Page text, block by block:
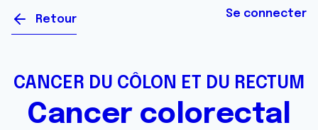
Retour Se connecter
CANCER DU CÔLON ET DU RECTUM
Cancer colorectal